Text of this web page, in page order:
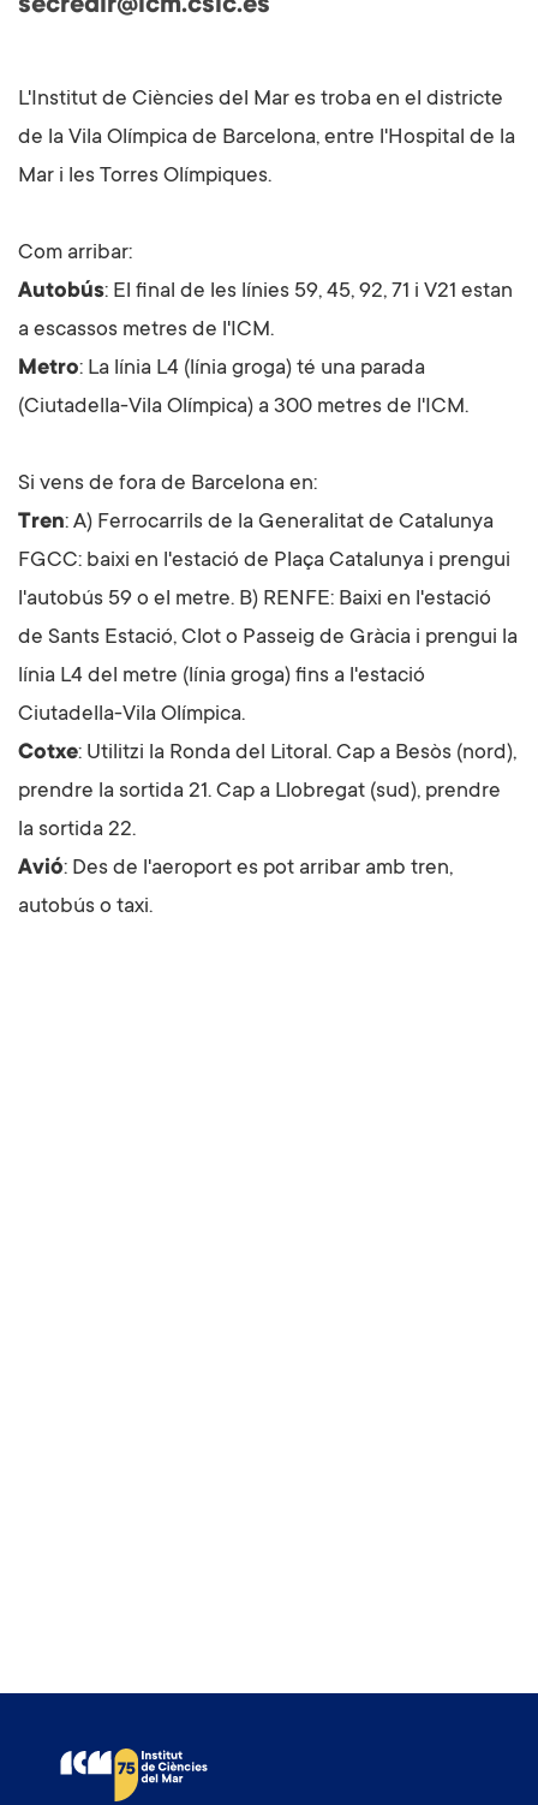
secredir@icm.csic.es
L'Institut de Ciències del Mar es troba en el districte
de la Vila Olímpica de Barcelona, ​​entre l'Hospital de la
Mar i les Torres Olímpiques.
Com arribar:
Autobús: El final de les línies 59, 45, 92, 71 i V21 estan
a escassos metres de l'ICM.
Metro: La línia L4 (línia groga) té una parada
(Ciutadella-Vila Olímpica) a 300 metres de l'ICM.
Si vens de fora de Barcelona en:
Tren: A) Ferrocarrils de la Generalitat de Catalunya
FGCC: baixi en l'estació de Plaça Catalunya i prengui
l'autobús 59 o el metre. B) RENFE: Baixi en l'estació
de Sants Estació, Clot o Passeig de Gràcia i prengui la
línia L4 del metre (línia groga) fins a l'estació
Ciutadella-Vila Olímpica.
Cotxe: Utilitzi la Ronda del Litoral. Cap a Besòs (nord),
prendre la sortida 21. Cap a Llobregat (sud), prendre
la sortida 22.
Avió: Des de l'aeroport es pot arribar amb tren,
autobús o taxi.